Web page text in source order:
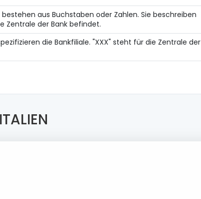
aus Buchstaben oder Zahlen. Sie beschreiben
Zentrale der Bank befindet.
die Bankfiliale. "XXX" steht für die Zentrale der